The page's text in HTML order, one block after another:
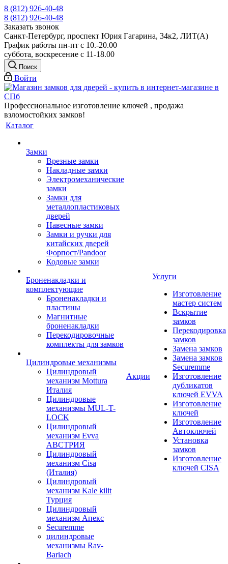
8 (812) 926-40-48
8 (812) 926-40-48
Заказать звонок
Санкт-Петербург, проспект Юрия Гагарина, 34к2, ЛИТ(А)
График работы пн-пт с 10.-20.00
суббота, воскресение с 11-18.00
Поиск
Войти
Профессиональное изготовление ключей , продажа
взломостойких замков!
Каталог
Замки
Врезные замки
Накладные замки
Электромеханические
замки
Замки для
металлопластиковых
дверей
Навесные замки
Замки и ручки для
китайских дверей
Форпост/Раndoor
Кодовые замки
Броненакладки и
комплектующие
Броненакладки и
пластины
Магнитные
броненакладки
Перекодировочные
комплекты для замков
Цилиндровые механизмы
Цилиндровый
механизм Mottura
Италия
Цилиндровые
механизмы MUL-T-
LOCK
Цилиндровый
механизм Evva
АВСТРИЯ
Цилиндровый
механизм Cisa
(Италия)
Цилиндровый
механизм Kale kilit
Турция
Цилиндровый
механизм Апекс
Securemme
цилиндровые
механизмы Rav-
Bariach
Акции
Услуги
Изготовление
мастер систем
Вскрытие
замков
Перекодировка
замков
Замена замков
Замена замков
Securemme
Изготовление
дубликатов
ключей EVVA
Изготовление
ключей
Изготовление
Автоключей
Установка
замков
Изготовление
ключей CISA